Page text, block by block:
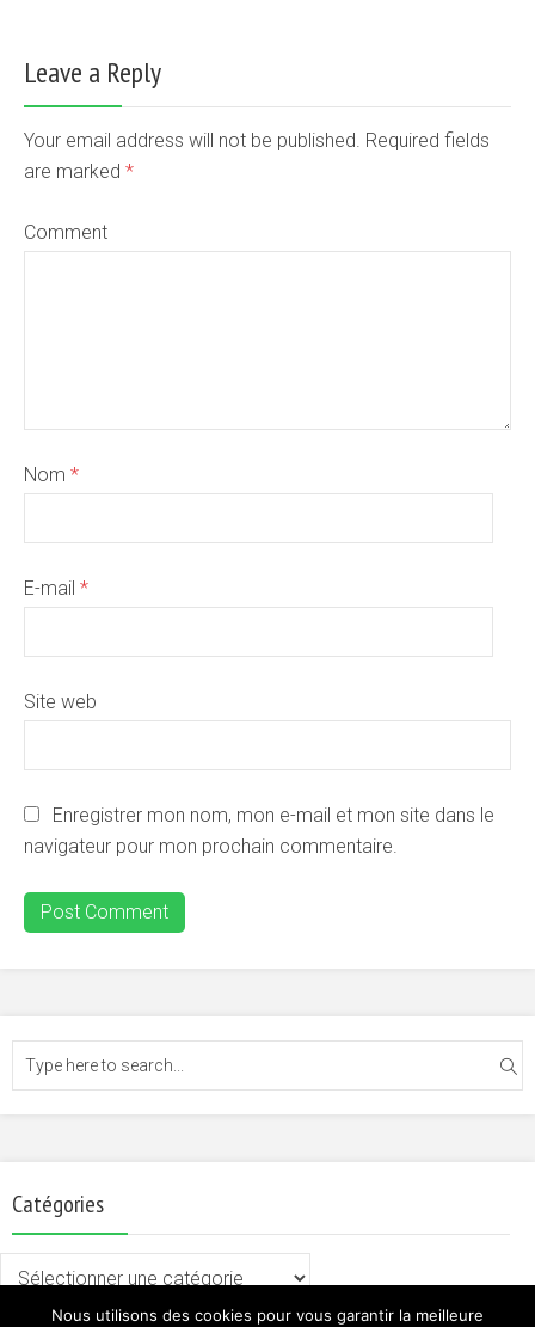
Leave a Reply
Your email address will not be published. Required fields
are marked *
Comment
Nom *
E-mail *
Site web
Enregistrer mon nom, mon e-mail et mon site dans le
navigateur pour mon prochain commentaire.
Catégories
Catégories
Nous utilisons des cookies pour vous garantir la meilleure